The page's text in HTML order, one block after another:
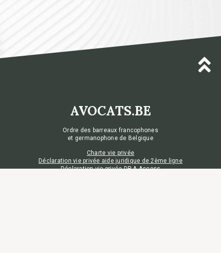
AVOCATS.BE
Ordre des barreaux francophones
et germanophone de Belgique
Charte vie privée
Déclaration vie privée aide juridique de 2ème ligne
Déclaration vie privée DP-A Access